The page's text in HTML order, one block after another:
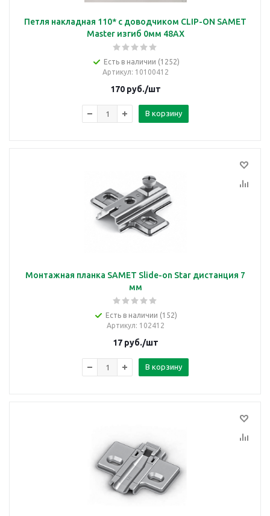
Петля накладная 110* с доводчиком CLIP-ON SAMET
Master изгиб 0мм 48AX
Есть в наличии (1252)
Артикул: 10100412
170руб./шт
В корзину
Монтажная планка SAMET Slide-on Star дистанция 7
мм
Есть в наличии (152)
Артикул: 102412
17руб./шт
В корзину